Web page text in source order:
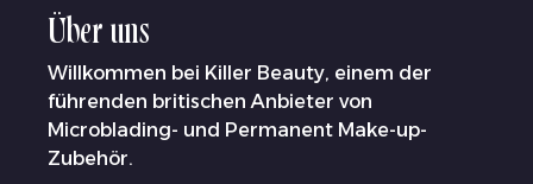
Über uns
Willkommen bei Killer Beauty, einem der
führenden britischen Anbieter von
Microblading- und Permanent Make-up-
Zubehör.